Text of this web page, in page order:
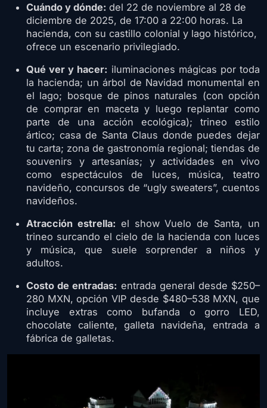
Cuándo y dónde: del 22 de noviembre al 28 de
diciembre de 2025, de 17:00 a 22:00 horas. La
hacienda, con su castillo colonial y lago histórico,
ofrece un escenario privilegiado.
Qué ver y hacer: iluminaciones mágicas por toda
la hacienda; un árbol de Navidad monumental en
el lago; bosque de pinos naturales (con opción
de comprar en maceta y luego replantar como
parte de una acción ecológica); trineo estilo
ártico; casa de Santa Claus donde puedes dejar
tu carta; zona de gastronomía regional; tiendas de
souvenirs y artesanías; y actividades en vivo
como espectáculos de luces, música, teatro
navideño, concursos de “ugly sweaters”, cuentos
navideños.
Atracción estrella: el show Vuelo de Santa, un
trineo surcando el cielo de la hacienda con luces
y música, que suele sorprender a niños y
adultos.
Costo de entradas: entrada general desde $250–
280 MXN, opción VIP desde $480–538 MXN, que
incluye extras como bufanda o gorro LED,
chocolate caliente, galleta navideña, entrada a
fábrica de galletas.